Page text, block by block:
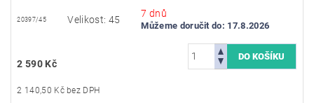
20397/45 Velikost: 45
7 dnů
Můžeme doručit do: 17.8.2026
2 590 Kč
2 140,50 Kč bez DPH